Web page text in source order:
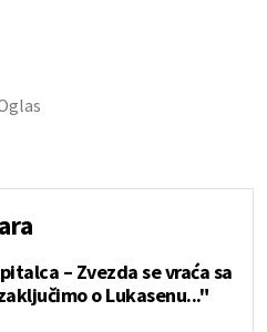
– Zvezda se vraća sa
o Lukasenu..."